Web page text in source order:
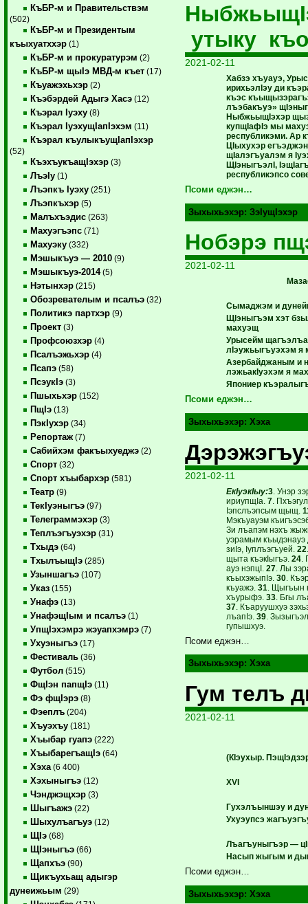
КъБР-м и Правительствэм
(502)
КъБР-м и Президентым
къыхуатххэр (1)
КъБР-м и прокуратурэм (2)
КъБР-м щыIэ МВД-м къет (17)
Къуажэхьхэр (2)
Къэбэрдей Адыгэ Хасэ (12)
Къэрал Iуэху (8)
Къэрал IуэхущIапIэхэм (11)
Къэрал къулыкъущIапIэхэр
(52)
КъэхъукъащIэхэр (3)
ЛъэIу (1)
Лъэпкъ Iуэху (251)
Лъэпкъхэр (5)
Малъхъэдис (263)
Махуэгъэпс (71)
Махуэку (332)
Мэшыкъуэ — 2010 (9)
Мэшыкъуэ-2014(5)
Нэтынхэр (215)
Обозревателым и псалъэ (32)
Политикэ партхэр (9)
Проект (3)
Профсоюзхэр (4)
Псалъэжьхэр (4)
Псапэ (58)
ПсэукIэ (3)
Пшыхьхэр (152)
ПщIэ (13)
ПэкIухэр (34)
Репортаж (7)
Сабийхэм факъыхуеджэ (2)
Спорт (32)
Спорт хъыбархэр (581)
Театр (9)
ТекIуэныгъэ (97)
Телеграммэхэр (3)
Теплъэгъуэхэр (31)
Тхыдэ (64)
ТхылъыщIэ (285)
Узыншагъэ (107)
Указ (155)
Унафэ (13)
УнафэщIым и псалъэ (1)
УпщIэхэмрэ жэуапхэмрэ (7)
Ухуэныгъэ (17)
Фестиваль (36)
Футбол (515)
ФщIэн папщIэ (11)
Фэ фщIэрэ (8)
Фэеплъ (204)
Хъуэхъу (181)
Хъыбар гуапэ (222)
ХъыбарегъащIэ (64)
Хэха (6 400)
Хэхыныгъэ (12)
Чэнджэщхэр (3)
Шыгъажэ (22)
Шыхулъагъуэ (12)
ЩIэ (68)
ЩIэныгъэ (66)
Щапхъэ (90)
Щикъухьащ адыгэр
дунеижьым (29)
утыку
2021-02-11
Хабзэ хъуауэ,
ирихьэлIэу ди
къэс
лъэбакъуэ»
НыбжьыщIэхэр
купщIафIэ мы
республикэми. Ар
ЦIыхухэр
щIалэгъуалэм я
ЩIэныгъэлI,
республикэпсо
Псоми еджэн…
Зыхыхьэхэр: ЗэIущIэхэр
Нобэрэ
2021-02-11
Сымаджэм и
ЩIэныгъэм хэт
махуэщ
Урысейм
лIэужьыгъуэхэм я
Азербайджаным и
лэжьакIуэхэм я
Япониер
Псоми еджэн…
Зыхыхьэхэр: Хэха
2021-02-11
ЕкIуэкIыу:3. Унэр
ириупщIа. 7.
Iэпслъэпсым щыщ.
Мэкъуауэм
Зи лъапэм нэхъ
уэрамым къыдэнауэ
зиIэ, Iуплъэгъуей. 22
щыта къэкIыгъэ. 24.
ауэ нэпцI. 27. Лы
къыхэжыпIэ. 30.
къуажэ. 31 . Щыгъын
хъурыфэ. 33. Бгы
37. Къаруушхуэ
лъапIэ. 39.
гупышхуэ.
Псоми еджэн…
Зыхыхьэхэр: Хэха
Гум телъ
2021-02-11
(КIэухыр.
XVI
Гухэлъыншэу и
Ухуэупсэ
Лъагъуныгъэр —
Насып жыгым и
Псоми еджэн…
Зыхыхьэхэр: Хэха